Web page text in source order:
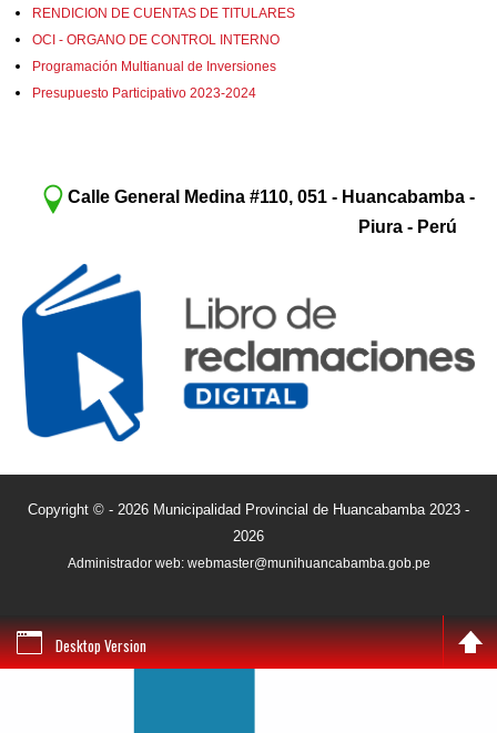
RENDICION DE CUENTAS DE TITULARES
OCI - ORGANO DE CONTROL INTERNO
Programación Multianual de Inversiones
Presupuesto Participativo 2023-2024
Calle General Medina #110, 051 - Huancabamba -
Piura - Perú
Copyright © - 2026 Municipalidad Provincial de Huancabamba 2023 -
2026
Administrador web: webmaster@munihuancabamba.gob.pe
Desktop Version